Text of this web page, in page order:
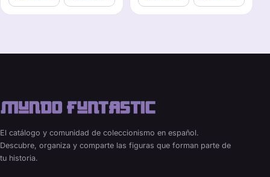
El catálogo y comunidad de coleccionismo en español.
Descubre, organiza y comparte las figuras que forman parte de
tu historia.